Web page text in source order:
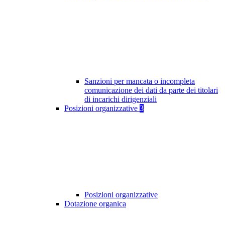
Sanzioni per mancata o incompleta
comunicazione dei dati da parte dei titolari
di incarichi dirigenziali
Posizioni organizzative 3
Posizioni organizzative
Dotazione organica